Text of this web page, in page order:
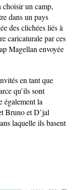
choisir un camp,
dans un pays
des clichées liés à
caricaturale par ces
Magellan envoyée
en tant que
qu’ils sont
également la
Bruno et D’jal
laquelle ils basent